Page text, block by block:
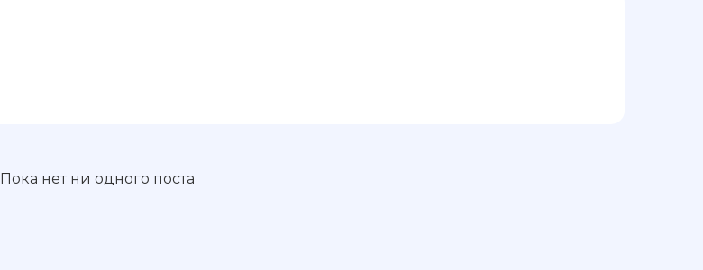
Пока нет ни одного поста